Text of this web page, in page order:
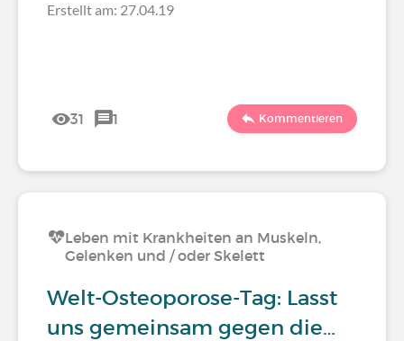
Erstellt am: 27.04.19
31 1 Kommentieren
Leben mit Krankheiten an Muskeln,
Gelenken und / oder Skelett
Welt-Osteoporose-Tag: Lasst
uns gemeinsam gegen die…